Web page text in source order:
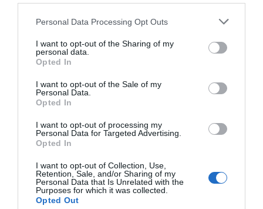
Personal Data Processing Opt Outs
I want to opt-out of the Sharing of my
personal data.
Opted In
I want to opt-out of the Sale of my
Personal Data.
Opted In
I want to opt-out of processing my
Personal Data for Targeted Advertising.
Opted In
I want to opt-out of Collection, Use,
Retention, Sale, and/or Sharing of my
Personal Data that Is Unrelated with the
Purposes for which it was collected.
Opted Out
ΣΧΕΤΙΚΈΣ ΑΝΑΡΤΉΣΕΙΣ